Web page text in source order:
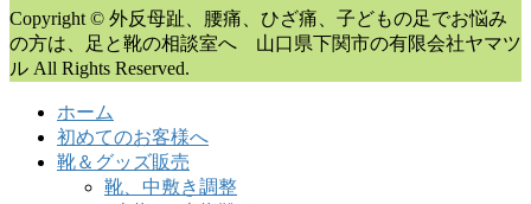
Copyright © 外反母趾、腰痛、ひざ痛、子どもの足でお悩み
の方は、足と靴の相談室へ 山口県下関市の有限会社ヤマツ
ル All Rights Reserved.
ホーム
初めてのお客様へ
靴＆グッズ販売
靴、中敷き調整